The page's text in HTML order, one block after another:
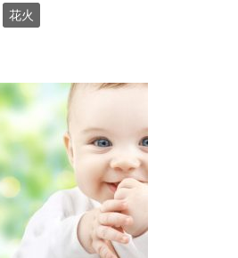
花火